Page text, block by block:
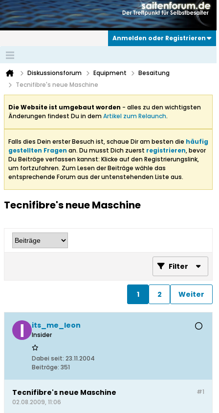
Anmelden oder Registrieren
Diskussionsforum Equipment
Besaitung
Tecnifibre's neue Maschine
Die Website ist umgebaut worden - alles zu den wichtigsten
Änderungen findest Du in demArtikel zum Relaunch.
Falls dies Dein erster Besuch ist, schaue Dir am besten die häufig
gestellten Fragen an. Du musst Dich zuerst registrieren, bevor
Du Beiträge verfassen kannst: Klicke auf den Registrierungslink,
um fortzufahren. Zum Lesen der Beiträge wähle das
entsprechende Forum aus der untenstehenden Liste aus.
Tecnifibre's neue Maschine
Filter
1 2 Weiter
its_me_leon
Insider
Dabei seit: 23.11.2004
Beiträge: 351
#1
Tecnifibre's neue Maschine
02.08.2009, 11:06